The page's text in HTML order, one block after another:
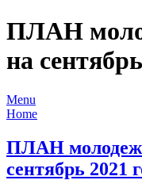
ПЛАН
на
Menu
Home
ПЛАН
сентябрь 2021